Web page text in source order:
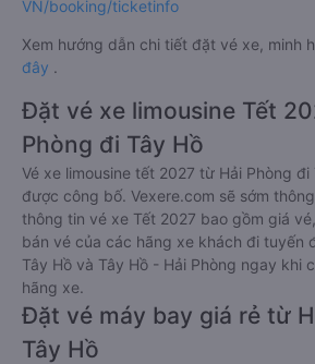
VN/booking/ticketinfo
Xem hướng dẫn chi tiết đặt vé xe, minh
đây .
Đặt vé xe limousine Tết
Phòng đi Tây Hồ
Vé xe limousine tết 2027 từ Hải Phòng đi
được công bố. Vexere.com sẽ sớm
thông tin vé xe Tết 2027 bao gồm giá
bán vé của các hãng xe khách đi tuyến
Tây Hồ và Tây Hồ - Hải Phòng ngay khi
hãng xe.
Đặt vé máy bay giá rẻ từ
Tây Hồ